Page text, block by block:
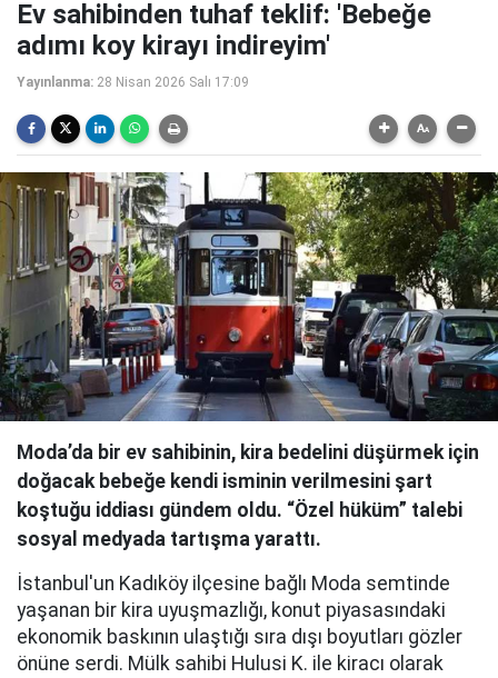
Ev sahibinden tuhaf teklif: 'Bebeğe
adımı koy kirayı indireyim'
Yayınlanma: 28 Nisan 2026 Salı 17:09
Moda’da bir ev sahibinin, kira bedelini düşürmek için
doğacak bebeğe kendi isminin verilmesini şart
koştuğu iddiası gündem oldu. “Özel hüküm” talebi
sosyal medyada tartışma yarattı.
İstanbul'un Kadıköy ilçesine bağlı Moda semtinde
yaşanan bir kira uyuşmazlığı, konut piyasasındaki
ekonomik baskının ulaştığı sıra dışı boyutları gözler
önüne serdi. Mülk sahibi Hulusi K. ile kiracı olarak